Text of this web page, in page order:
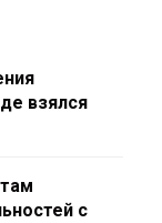
взялся
с